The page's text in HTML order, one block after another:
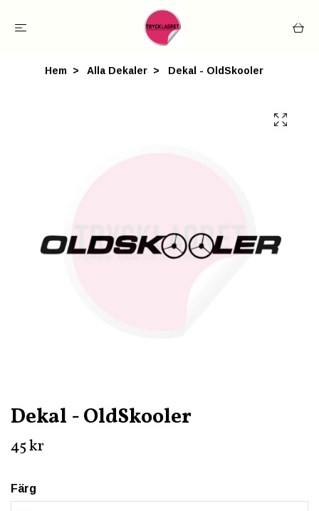
Hem Alla Dekaler Dekal - OldSkooler
Dekal - OldSkooler
45 kr
Färg